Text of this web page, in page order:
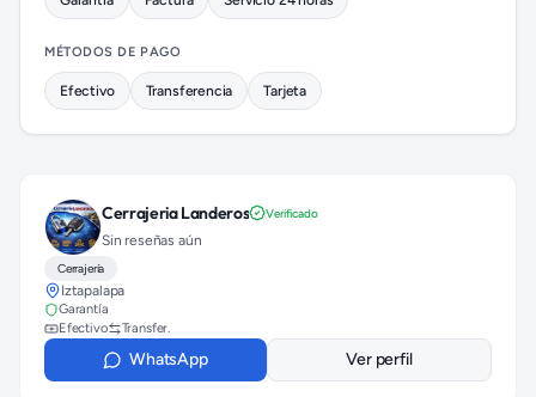
MÉTODOS DE PAGO
Efectivo Transferencia Tarjeta
Cerrajeria Landeros Verificado
Sin reseñas aún
Cerrajería
Iztapalapa
Garantía
Efectivo
Transfer.
WhatsApp Ver perfil